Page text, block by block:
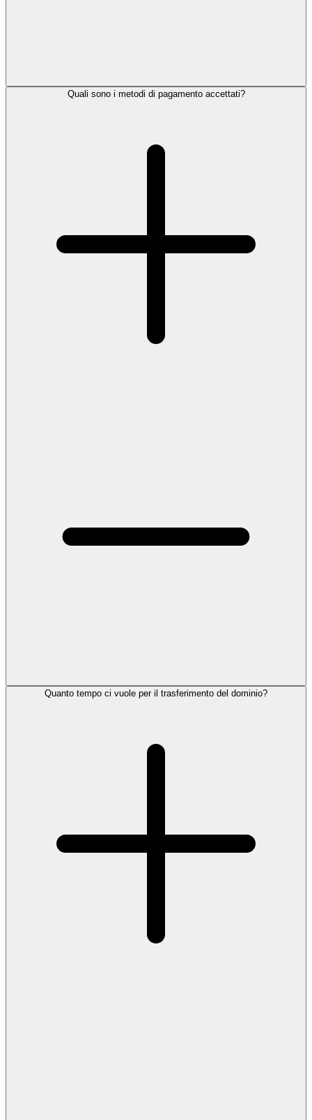
Quali sono i metodi di pagamento accettati?
Quanto tempo ci vuole per il trasferimento del dominio?